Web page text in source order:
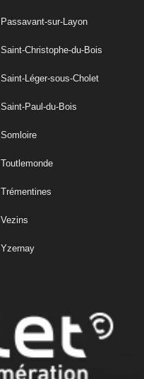
Passavant-sur-Layon
Saint-Christophe-du-Bois
Saint-Léger-sous-Cholet
Saint-Paul-du-Bois
Somloire
Toutlemonde
Trémentines
Vezins
Yzernay